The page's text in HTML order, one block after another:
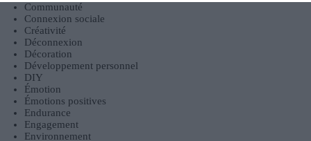
Communauté
Connexion sociale
Créativité
Déconnexion
Décoration
Développement personnel
DIY
Émotion
Émotions positives
Endurance
Engagement
Environnement